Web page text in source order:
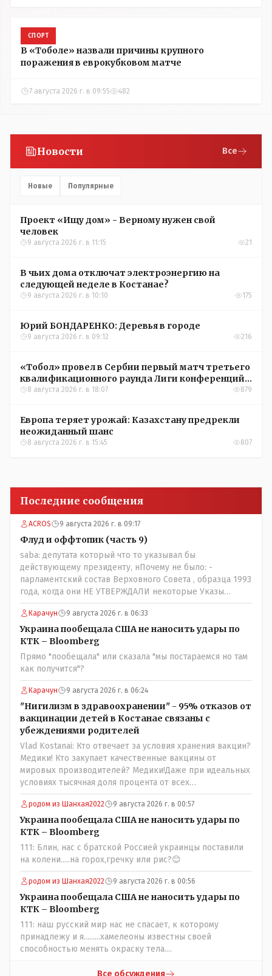
СПОРТ
В «Тоболе» назвали причины крупного
поражения в еврокубковом матче
7 августа 2026 г. в 09:55 482
Новости Все
Новые Популярные
Проект «Ищу дом» - Верному нужен свой
человек
9 августа 2026 г. в 11:15 21
В чьих дома отключат электроэнергию на
следующей неделе в Костанае?
9 августа 2026 г. в 10:10 175
Юрий БОНДАРЕНКО: Деревья в городе
9 августа 2026 г. в 09:12 216
«Тобол» провел в Сербии первый матч третьего
квалификационного раунда Лиги конференций
УЕФА
8 августа 2026 г. в 18:07 879
Европа теряет урожай: Казахстану предрекли
неожиданный шанс
8 августа 2026 г. в 15:45 807
Последние сообщения
ACROS 9 августа 2026 г. в 09:17
Флуд и оффтопик (часть 9)
saba: депутата который что то указывал бы
действующему президенту, нПочему не было: -
парламентский состав Верховного Совета , образца 1993
года, когда они НЕ УТВЕРЖДАЛИ некоторые Указы
Назарбаева, особенно в части выборов и перевыборов и
некоторых вопросах внутренней политики, и тогда
Назарбай волевым Указом РАСПУСТИЛ этот бунтарский
состав. Имя - Серикболсын Абдильдин вам знакомо -
юывший секретарь ЦК КП Казахстана , впоследствии -
депутат Верховного Совета и Мажлиса и Председатель
партии коммунстов- он в то время и после и причём
НЕОДНОКРАТНО, указывал и многократно на недостатки
Назарбая и предлагал ему самому ДОБРОВОЛЬНО уйти с
поста Президента.
Карачун 9 августа 2026 г. в 06:33
Украина пообещала США не наносить удары по
КТК – Bloomberg
Прямо "пообещала" или сказала "мы постараемся но там
как получится"?
Карачун 9 августа 2026 г. в 06:24
"Нигилизм в здравоохранении" - 95% отказов от
вакцинации детей в Костанае связаны с
убеждениями родителей
Vlad Kostanai: Кто отвечает за условия хранения вакцин?
Медики! Кто закупает качественные вакцины от
мировых производителей? Медики!Даже при идеальных
условиях тысячная доля процента от всех
вакцинированных может иметь плохие последствия от
прививки. Бумага нужна как защита от дол.....бов не
дружащих с школьными курсами предметов, в
частности биологии и математики. Vlad Kostanai: Поэтому
люди и отказываются и я в том числе своих не
прививал.Лично я вам и тем другим людям благодарен.
Добровольные действия направленные на сокращение
частотности появления в популяции соответствующих
комбинаций генов заслуживают благодарности. Мы и
без того основательно загубили нормальный
естественный отбор.
родом из Шанхая2022 9 августа 2026 г. в 00:57
Украина пообещала США не наносить удары по
КТК – Bloomberg
111: Блин, нас с братской Россией украинцы поставили
на колени.....на горох,гречку или рис?😊
родом из Шанхая2022 9 августа 2026 г. в 00:56
Украина пообещала США не наносить удары по
КТК – Bloomberg
111: наш русский мир нас не спасает, к которому
принадлежу и я.........хамелеоны известны своей
способностью менять окраску тела....
Все обсуждения